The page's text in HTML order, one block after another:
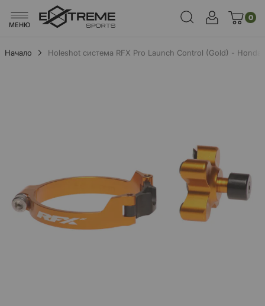
МЕНЮ
0
Начало
Holeshot система RFX Pro Launch Control (Gold) - Honda